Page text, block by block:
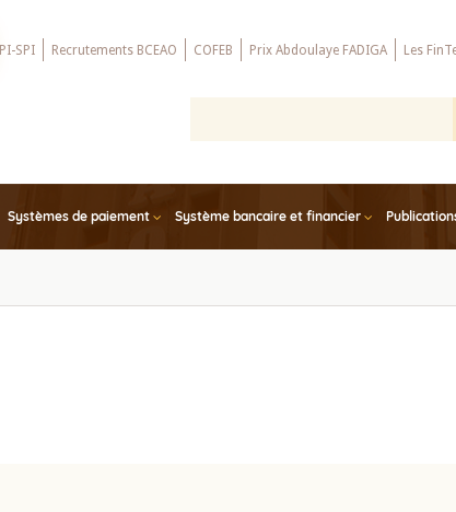
PI-SPI Recrutements BCEAO COFEB Prix Abdoulaye FADIGA Les
Systèmes de paiement Système bancaire et financier